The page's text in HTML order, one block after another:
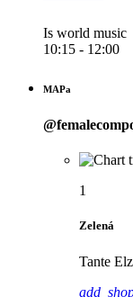
Is world music
10:15 - 12:00
MAPa
1
Zelená
Tante